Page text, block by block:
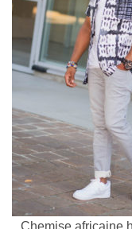
Chemise africaine